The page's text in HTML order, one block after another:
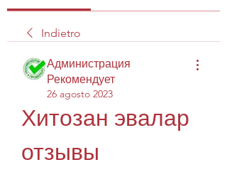
Indietro
Администрация
Рекомендует
26 agosto 2023
Хитозан эвалар
отзывы